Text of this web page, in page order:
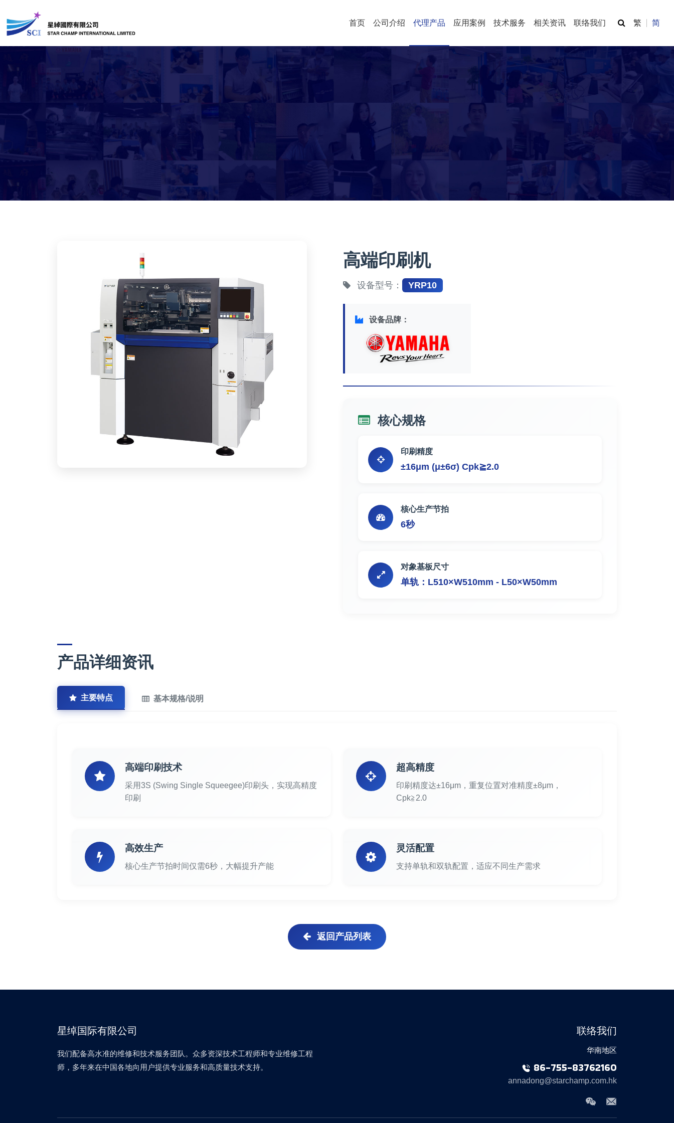
首页 公司介绍 代理产品 应用案例 技术服务 相关资讯 联络我们 繁 简
高端印刷机
设备型号： YRP10
设备品牌：
核心规格
印刷精度
±16μm (μ±6σ) Cpk≧2.0
核心生产节拍
6秒
对象基板尺寸
单轨：L510×W510mm - L50×W50mm
产品详细资讯
主要特点 基本规格/说明
高端印刷技术
采用3S (Swing Single Squeegee)印刷头，实现高精度
印刷
超高精度
印刷精度达±16μm，重复位置对准精度±8μm，
Cpk≧2.0
高效生产
核心生产节拍时间仅需6秒，大幅提升产能
灵活配置
支持单轨和双轨配置，适应不同生产需求
返回产品列表
星绰国际有限公司
我们配备高水准的维修和技术服务团队。众多资深技术工程师和专业维修工程
师，多年来在中国各地向用户提供专业服务和高质量技术支持。
联络我们
华南地区
86-755-83762160
annadong@starchamp.com.hk